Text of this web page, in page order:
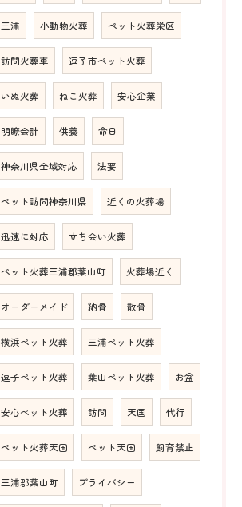
三浦 小動物火葬 ペット火葬栄区
訪問火葬車 逗子市ペット火葬
いぬ火葬 ねこ火葬 安心企業
明瞭会計 供養 命日
神奈川県全域対応 法要
ペット訪問神奈川県 近くの火葬場
迅速に対応 立ち会い火葬
ペット火葬三浦郡葉山町 火葬場近く
オーダーメイド 納骨 散骨
横浜ペット火葬 三浦ペット火葬
逗子ペット火葬 葉山ペット火葬 お盆
安心ペット火葬 訪問 天国 代行
ペット火葬天国 ペット天国 飼育禁止
三浦郡葉山町 プライバシー